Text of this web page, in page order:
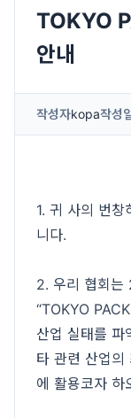
TOKYO
안내
작성자kopa작성
1. 귀 사의 번
니다.
2. 우리 협회는
“TOKYO
산업 실태를 파
타 관련 산업의
에 활용코자 하